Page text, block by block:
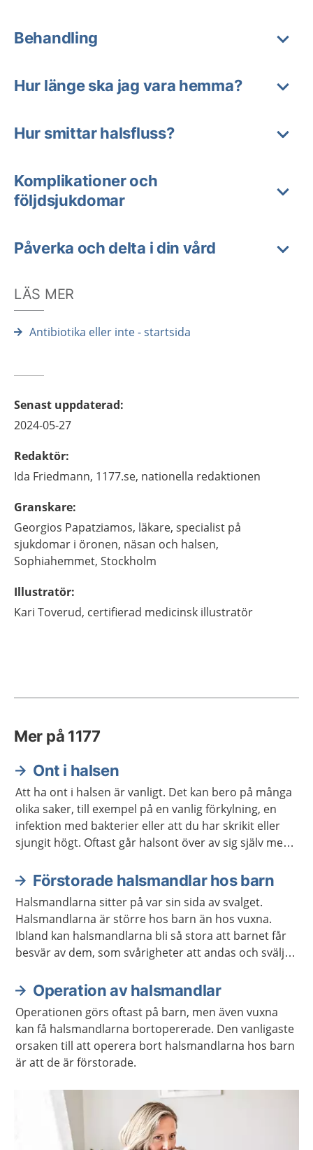
Behandling
Hur länge ska jag vara hemma?
Hur smittar halsfluss?
Komplikationer och
följdsjukdomar
Påverka och delta i din vård
LÄS MER
Antibiotika eller inte - startsida
Senast uppdaterad:
2024-05-27
Redaktör:
Ida Friedmann, 1177.se, nationella redaktionen
Granskare:
Georgios Papatziamos, läkare, specialist på
sjukdomar i öronen, näsan och halsen,
Sophiahemmet, Stockholm
Illustratör:
Kari Toverud, certifierad medicinsk illustratör
Mer på 1177
Ont i halsen
Att ha ont i halsen är vanligt. Det kan bero på många
olika saker, till exempel på en vanlig förkylning, en
infektion med bakterier eller att du har skrikit eller
sjungit högt. Oftast går halsont över av sig själv men
Förstorade halsmandlar hos barn
Halsmandlarna sitter på var sin sida av svalget.
Halsmandlarna är större hos barn än hos vuxna.
Ibland kan halsmandlarna bli så stora att barnet får
besvär av dem, som svårigheter att andas och svälja.
Operation av halsmandlar
Operationen görs oftast på barn, men även vuxna
kan få halsmandlarna bortopererade. Den vanligaste
orsaken till att operera bort halsmandlarna hos barn
är att de är förstorade.